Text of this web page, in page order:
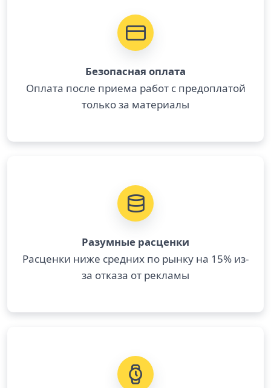
Безопасная оплата
Оплата после приема работ с предоплатой
только за материалы
Разумные расценки
Расценки ниже средних по рынку на 15% из-
за отказа от рекламы